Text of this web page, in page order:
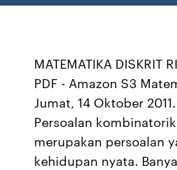
MATEMATIKA DISKRIT
PDF - Amazon S3
Jumat, 14 Oktober
Persoalan
merupakan persoalan
kehidupan nyata.